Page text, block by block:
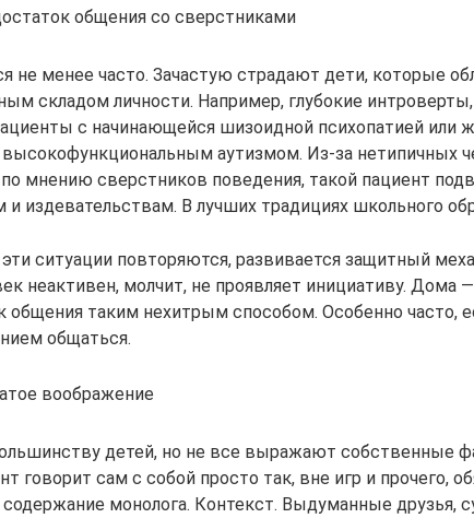
общения со сверстниками
не менее часто. Зачастую страдают дети, которые
складом личности. Например, глубокие
с начинающейся шизоидной психопатией или
высокофункциональным аутизмом. Из-за нетипичных
по мнению сверстников поведения, такой пациент
издевательствам. В лучших традициях школьного
ситуации повторяются, развивается защитный
неактивен, молчит, не проявляет инициативу. Дома
общения таким нехитрым способом. Особенно часто,
общаться.
воображение
детей, но не все выражают собственные
говорит сам с собой просто так, вне игр и прочего,
монолога. Контекст. Выдуманные друзья,